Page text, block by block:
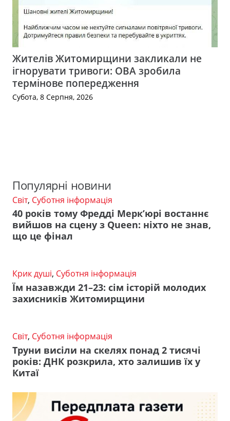
Жителів Житомирщини закликали не
ігнорувати тривоги: ОВА зробила
термінове попередження
Субота, 8 Серпня, 2026
Популярні новини
Світ, Суботня інформація
40 років тому Фредді Мерк’юрі востаннє
вийшов на сцену з Queen: ніхто не знав,
що це фінал
Крик душі, Суботня інформація
Їм назавжди 21–23: сім історій молодих
захисників Житомирщини
Світ, Суботня інформація
Труни висіли на скелях понад 2 тисячі
років: ДНК розкрила, хто залишив їх у
Китаї